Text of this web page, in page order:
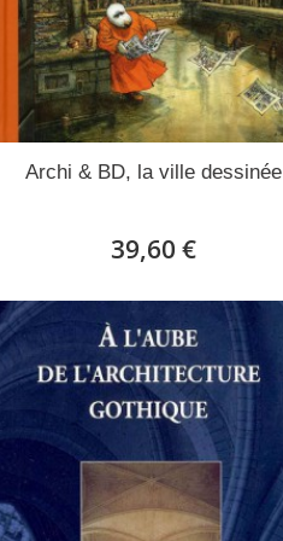
Archi & BD, la ville dessinée
39,60 €